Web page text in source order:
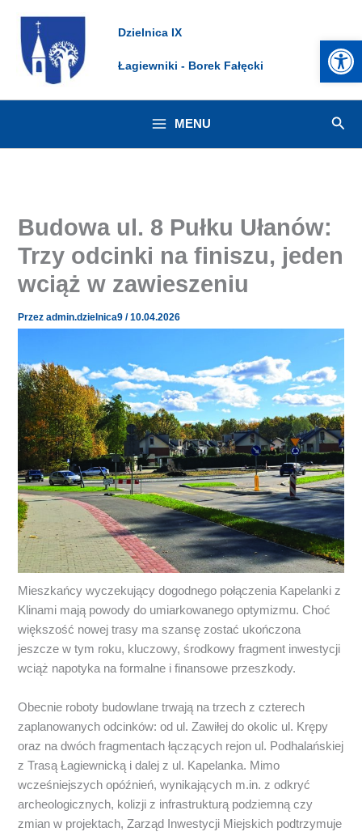
Przejdź
do
treści
Dzielnica IX
Łagiewniki - Borek Fałęcki
MENU
Budowa ul. 8 Pułku Ułanów:
Trzy odcinki na finiszu, jeden
wciąż w zawieszeniu
Przezadmin.dzielnica9/10.04.2026
Mieszkańcy wyczekujący dogodnego połączenia Kapelanki z
Klinami mają powody do umiarkowanego optymizmu. Choć
większość nowej trasy ma szansę zostać ukończona
jeszcze w tym roku, kluczowy, środkowy fragment inwestycji
wciąż napotyka na formalne i finansowe przeszkody.
Obecnie roboty budowlane trwają na trzech z czterech
zaplanowanych odcinków: od ul. Zawiłej do okolic ul. Krępy
oraz na dwóch fragmentach łączących rejon ul. Podhalańskiej
z Trasą Łagiewnicką i dalej z ul. Kapelanka. Mimo
wcześniejszych opóźnień, wynikających m.in. z odkryć
archeologicznych, kolizji z infrastrukturą podziemną czy
zmian w projektach, Zarząd Inwestycji Miejskich podtrzymuje